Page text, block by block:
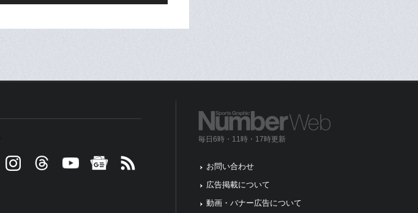
毎日6時・11時・17時更新
お問い合わせ
広告掲載について
動画・バナー広告について